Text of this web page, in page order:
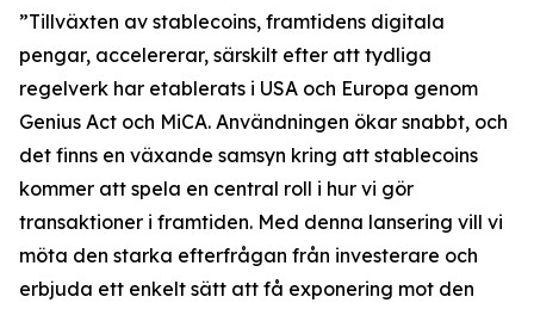
”Tillväxten av stablecoins, framtidens digitala
pengar, accelererar, särskilt efter att tydliga
regelverk har etablerats i USA och Europa genom
Genius Act och MiCA. Användningen ökar snabbt, och
det finns en växande samsyn kring att stablecoins
kommer att spela en central roll i hur vi gör
transaktioner i framtiden. Med denna lansering vill vi
möta den starka efterfrågan från investerare och
erbjuda ett enkelt sätt att få exponering mot den